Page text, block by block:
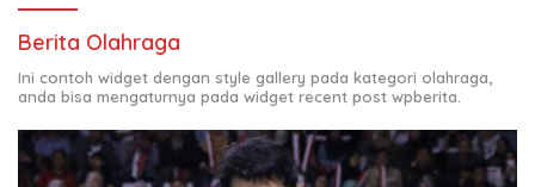
Berita Olahraga
Ini contoh widget dengan style gallery pada kategori olahraga,
anda bisa mengaturnya pada widget recent post wpberita.